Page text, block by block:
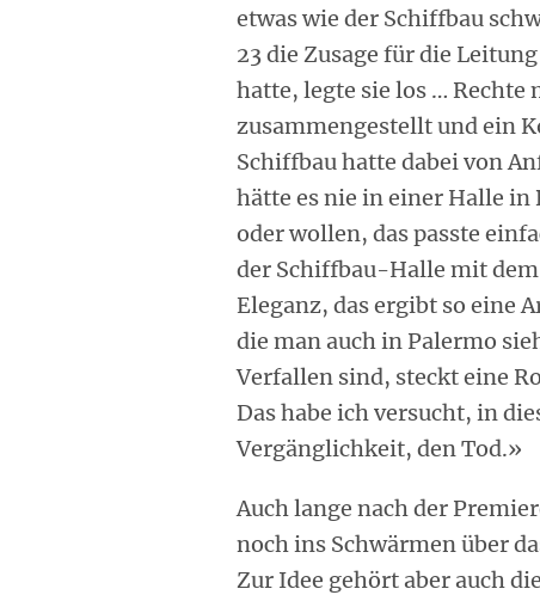
etwas wie der Schiffbau
23 die Zusage für die
hatte, legte sie los … Rechte
zusammengestellt und ein
Schiffbau hatte dabei von
hätte es nie in einer Halle
oder wollen, das passte
der Schiffbau-Halle mit
Eleganz, das ergibt so eine
die man auch in Palermo
Verfallen sind, steckt eine
Das habe ich versucht, in
Vergänglichkeit, den Tod.»
Auch lange nach der
noch ins Schwärmen über
Zur Idee gehört aber auch